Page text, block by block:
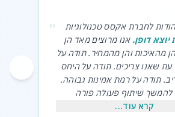
"
לחברת אקסס טכנולוגיות
יוצא דופן. אנו מרוצים מאד הן
מהאיכות והן מהמחיר. תודה על
שאנו צריכים. תודה על היחס
תודה על רמת אמינות גבוהה.
שיתוף פעולה פורה
קרא עוד...